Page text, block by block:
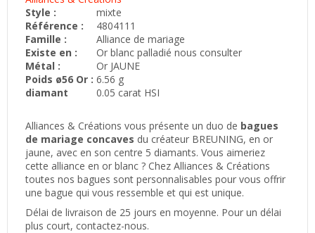
Style :
mixte
Référence :
4804111
Famille :
Alliance de mariage
Existe en :
Or blanc palladié nous consulter
Métal :
Or JAUNE
Poids ø56 Or : 6.56 g
diamant
0.05 carat HSI
Alliances & Créations vous présente un duo de bagues
de mariage concaves du créateur BREUNING, en or
jaune, avec en son centre 5 diamants. Vous aimeriez
cette alliance en or blanc ? Chez Alliances & Créations
toutes nos bagues sont personnalisables pour vous offrir
une bague qui vous ressemble et qui est unique.
Délai de livraison de 25 jours en moyenne. Pour un délai
plus court, contactez-nous.